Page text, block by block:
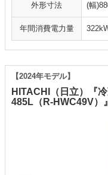
外形寸法 (幅
年間消費電力量
HITACHI（日立）『
485L（R-HWC49V）』
【2024年モデル】